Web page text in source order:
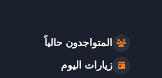
المتواجدون حالياً
زيارات اليوم